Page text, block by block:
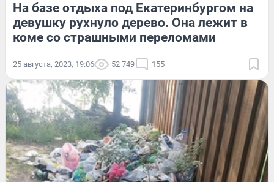
На базе отдыха под Екатеринбургом на
девушку рухнуло дерево. Она лежит в
коме со страшными переломами
25 августа, 2023, 19:06 52 749 155